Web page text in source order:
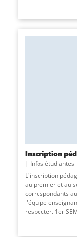
Inscription
Infos étudiantes
L'inscription
au premier et au
correspondants
l'équipe
respecter. 1er